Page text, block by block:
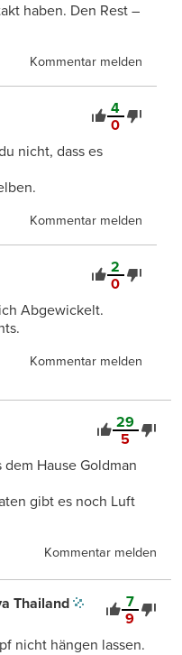
haben. Den Rest –
Kommentar melden
4
0
nicht, dass es
Kommentar melden
2
0
Abgewickelt.
Kommentar melden
29
5
Hause Goldman
gibt es noch Luft
Kommentar melden
7
9
Thailand
nicht hängen lassen.